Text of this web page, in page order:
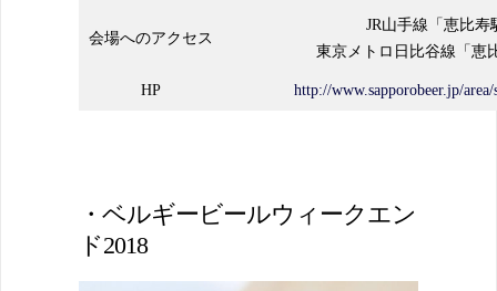
会場へのアクセス
JR山手線「恵比
東京メトロ日比谷線「恵
HP http://www.sapporobeer.jp/
・ベルギービールウィークエン
ド2018